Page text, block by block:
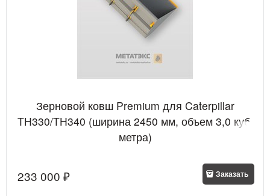
Зерновой ковш Premium для Caterpillar
TH330/TH340 (ширина 2450 мм, объем 3,0 куб.
метра)
233 000 ₽ Заказать